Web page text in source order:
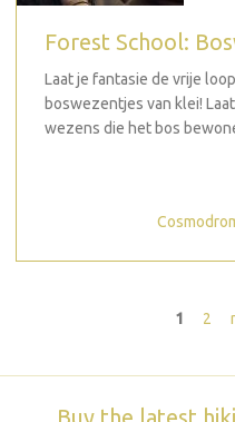
Forest School:
Laat je fantasie de vrije
boswezentjes van klei!
wezens die het bos
1 2